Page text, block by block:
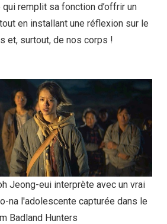
remplit sa fonction d’offrir un
en installant une réflexion sur le
et, surtout, de nos corps !
Jeong-eui interprète avec un vrai
na l'adolescente capturée dans le
Badland Hunters